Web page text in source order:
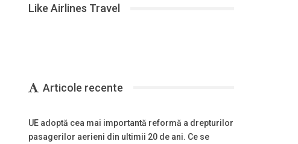
Like Airlines Travel
Articole recente
UE adoptă cea mai importantă reformă a drepturilor
pasagerilor aerieni din ultimii 20 de ani. Ce se